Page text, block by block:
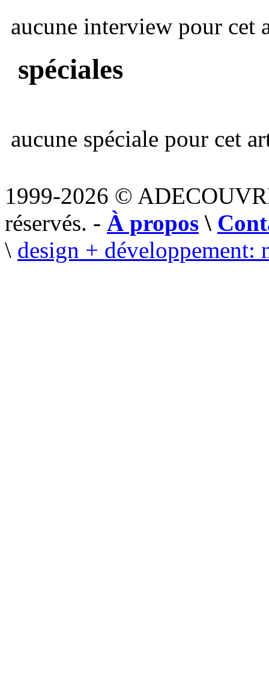
aucune interview pour cet
spéciales
aucune spéciale pour cet
1999-2026 ©
réservés. - À propos \
\ design + développement: